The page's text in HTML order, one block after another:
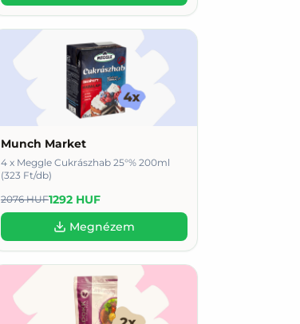
Munch Market
4 x Meggle Cukrászhab 25°% 200ml
(323 Ft/db)
2076 HUF1292 HUF
Megnézem